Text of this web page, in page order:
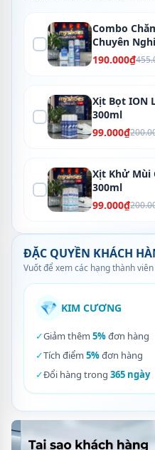
Combo
Chuyên
190.000₫
Xịt Bọt ION
300ml
99.000₫
Xịt Khử Mùi
300ml
99.000₫
ĐẶC QUYỀN KHÁCH
Vuốt để xem các hạng thành
💎 KIM CƯƠNG
✓Giảm thêm 5%đơn hàng
✓Tích điểm 5%đơn hàng
✓Đổi hàng trong 365 ngày